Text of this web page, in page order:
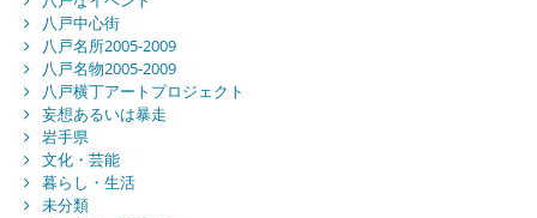
八戸中心街
八戸名所2005-2009
八戸名物2005-2009
八戸横丁アートプロジェクト
妄想あるいは暴走
岩手県
文化・芸能
暮らし・生活
未分類